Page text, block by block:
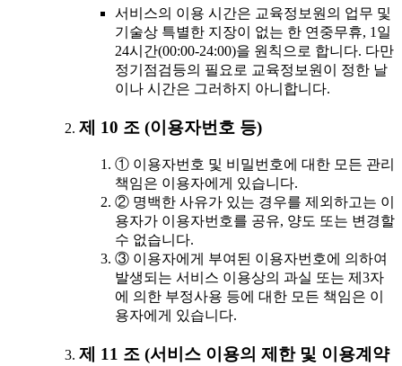
서비스의 이용 시간은 교육정보원의 업무 및
기술상 특별한 지장이 없는 한 연중무휴, 1일
24시간(00:00-24:00)을 원칙으로 합니다. 다만
정기점검등의 필요로 교육정보원이 정한 날
이나 시간은 그러하지 아니합니다.
제 10 조 (이용자번호 등)
① 이용자번호 및 비밀번호에 대한 모든 관리
책임은 이용자에게 있습니다.
② 명백한 사유가 있는 경우를 제외하고는 이
용자가 이용자번호를 공유, 양도 또는 변경할
수 없습니다.
③ 이용자에게 부여된 이용자번호에 의하여
발생되는 서비스 이용상의 과실 또는 제3자
에 의한 부정사용 등에 대한 모든 책임은 이
용자에게 있습니다.
제 11 조 (서비스 이용의 제한 및 이용계약